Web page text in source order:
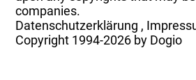
companies.
Datenschutzerklärung ,
Copyright 1994-2026 by Dogio